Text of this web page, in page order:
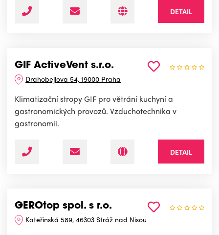
DETAIL
GIF ActiveVent s.r.o.
Drahobejlova 54, 19000 Praha
Klimatizační stropy GIF pro větrání kuchyní a
gastronomických provozů. Vzduchotechnika v
gastronomii.
DETAIL
GEROtop spol. s r.o.
Kateřinská 589, 46303 Stráž nad Nisou